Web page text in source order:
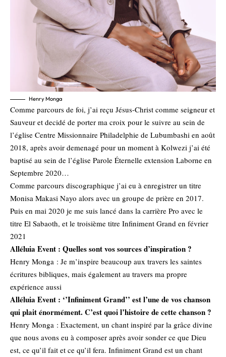
Henry Monga
Comme parcours de foi, j’ai reçu Jésus-Christ comme seigneur et
Sauveur et decidé de porter ma croix pour le suivre au sein de
l’église Centre Missionnaire Philadelphie de Lubumbashi en août
2018, après avoir demenagé pour un moment à Kolwezi j’ai été
baptisé au sein de l’église Parole Éternelle extension Laborne en
Septembre 2020…
Comme parcours discographique j’ai eu à enregistrer un titre
Monisa Makasi Nayo alors avec un groupe de prière en 2017.
Puis en mai 2020 je me suis lancé dans la carrière Pro avec le
titre El Sabaoth, et le troisième titre Infiniment Grand en février
2021
Alléluia Event : Quelles sont vos sources d’inspiration ?
Henry Monga : Je m’inspire beaucoup aux travers les saintes
écritures bibliques, mais également au travers ma propre
expérience aussi
Alléluia Event : ‘’Infiniment Grand’’ est l’une de vos chanson
qui plait énormément. C’est quoi l’histoire de cette chanson ?
Henry Monga : Exactement, un chant inspiré par la grâce divine
que nous avons eu à composer après avoir sonder ce que Dieu
est, ce qu’il fait et ce qu’il fera. Infiniment Grand est un chant